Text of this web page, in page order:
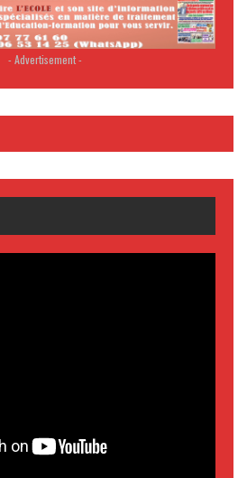
- Advertisement -